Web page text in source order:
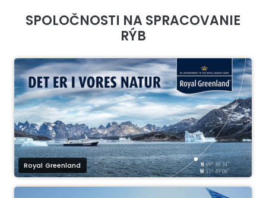
SPOLOČNOSTI NA SPRACOVANIE
RÝB
Royal Greenland